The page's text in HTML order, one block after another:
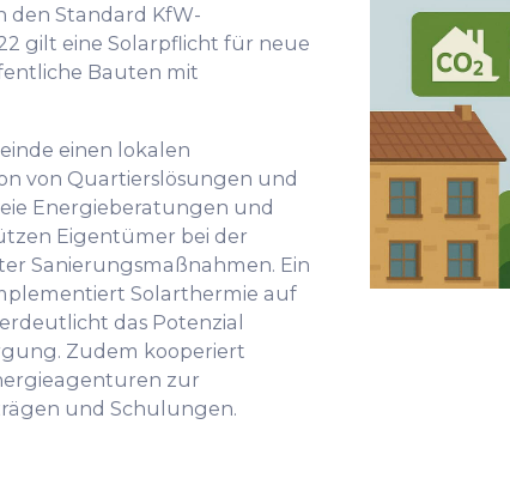
den Standard KfW-
gilt eine Solarpflicht für neue
Bauten mit
einen lokalen
von Quartierslösungen und
Energieberatungen und
Eigentümer bei der
Sanierungsmaßnahmen. Ein
Solarthermie auf
das Potenzial
Zudem kooperiert
zur
und Schulungen.